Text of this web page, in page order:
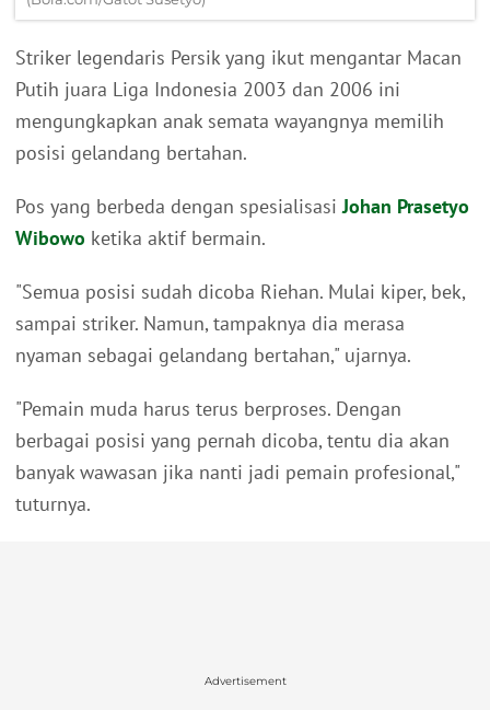
Striker legendaris Persik yang ikut mengantar Macan
Putih juara Liga Indonesia 2003 dan 2006 ini
mengungkapkan anak semata wayangnya memilih
posisi gelandang bertahan.
Pos yang berbeda dengan spesialisasiJohan Prasetyo
Wibowo ketika aktif bermain.
"Semua posisi sudah dicoba Riehan. Mulai kiper, bek,
sampai striker. Namun, tampaknya dia merasa
nyaman sebagai gelandang bertahan," ujarnya.
"Pemain muda harus terus berproses. Dengan
berbagai posisi yang pernah dicoba, tentu dia akan
banyak wawasan jika nanti jadi pemain profesional,"
tuturnya.
Advertisement